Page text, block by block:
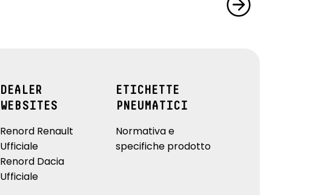
DEALER
WEBSITES
Renord Renault
Ufficiale
Renord Dacia
Ufficiale
ETICHETTE
PNEUMATICI
Normativa e
specifiche prodotto